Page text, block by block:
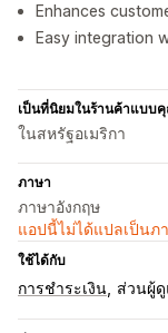
Enhances
Easy integration
เป็นที่นิยมในร้านค้าแบบ
ในสหรัฐอเมริกา
ภาษา
ภาษาอังกฤษ
แอปนี้ไม่ได้แปลเป็นภ
ใช้ได้กับ
การชำระเงิน ส่วนผู้